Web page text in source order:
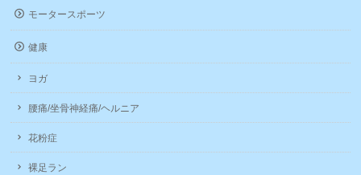
モータースポーツ
健康
ヨガ
腰痛/坐骨神経痛/ヘルニア
花粉症
裸足ラン